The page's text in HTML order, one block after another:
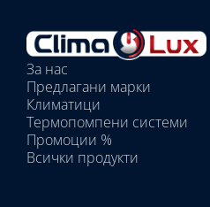
Избрани
вътрешни
тела:
Избрано
тяло:
За нас
Предлагани марки
Климатици
Термопомпени системи
Промоции %
Всички продукти